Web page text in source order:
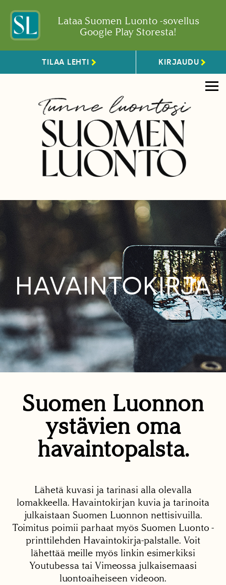
Lataa Suomen Luonto -sovellus
Google Play Storesta!
TILAA LEHTI KIRJAUDU
HAVAINTOKIRJA
Suomen Luonnon
ystävien oma
havaintopalsta.
Lähetä kuvasi ja tarinasi alla olevalla
lomakkeella. Havaintokirjan kuvia ja tarinoita
julkaistaan Suomen Luonnon nettisivuilla.
Toimitus poimii parhaat myös Suomen Luonto -
printtilehden Havaintokirja-palstalle. Voit
lähettää meille myös linkin esimerkiksi
Youtubessa tai Vimeossa julkaisemaasi
luontoaiheiseen videoon.